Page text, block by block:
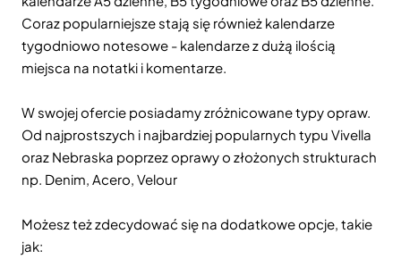
Coraz popularniejsze stają się również kalendarze
tygodniowo notesowe - kalendarze z dużą ilością
miejsca na notatki i komentarze.
W swojej ofercie posiadamy zróżnicowane typy opraw.
Od najprostszych i najbardziej popularnych typu Vivella
oraz Nebraska poprzez oprawy o złożonych strukturach
np. Denim, Acero, Velour
Możesz też zdecydować się na dodatkowe opcje, takie
jak: